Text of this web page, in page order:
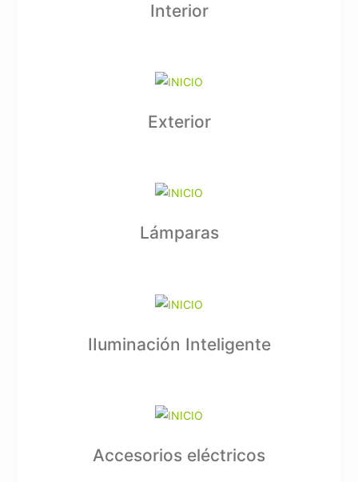
Interior
Exterior
Lámparas
IIuminación Inteligente
Accesorios eléctricos